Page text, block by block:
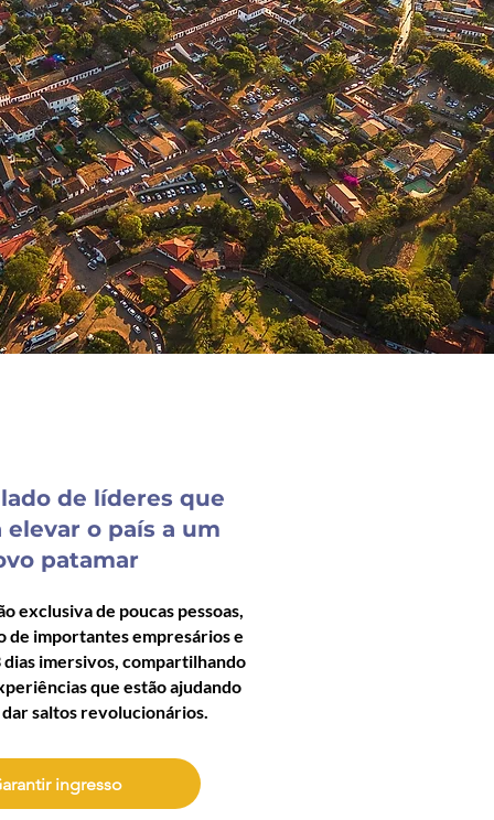
de líderes que
elevar o país a um
patamar
exclusiva de poucas pessoas,
de importantes empresários e
dias imersivos, compartilhando
que estão ajudando
dar saltos revolucionários.​
ingresso